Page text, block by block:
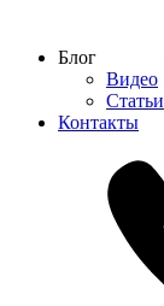
Блог
Видео
Статьи
Контакты